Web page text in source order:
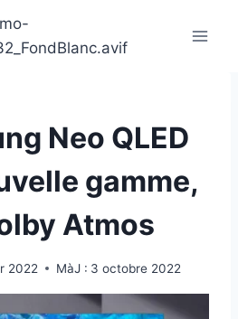
Neo QLED
gamme,
Atmos
2022 MàJ : 3 octobre 2022